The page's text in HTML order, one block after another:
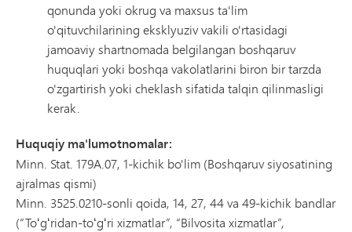
qonunda yoki okrug va maxsus ta'lim
o'qituvchilarining eksklyuziv vakili o'rtasidagi
jamoaviy shartnomada belgilangan boshqaruv
huquqlari yoki boshqa vakolatlarini biron bir tarzda
o'zgartirish yoki cheklash sifatida talqin qilinmasligi
kerak.
Huquqiy ma'lumotnomalar:
Minn. Stat. 179A.07, 1-kichik bo'lim (Boshqaruv siyosatining
ajralmas qismi)
Minn. 3525.0210-sonli qoida, 14, 27, 44 va 49-kichik bandlar
(“Toʻgʻridan-toʻgʻri xizmatlar”, “Bilvosita xizmatlar”,